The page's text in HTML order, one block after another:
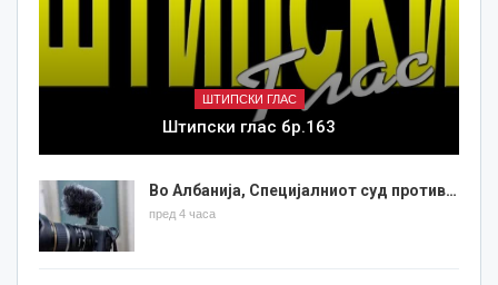
ШТИПСКИ ГЛАС
Штипски глас бр.163
Во Албанија, Специјалниот суд против…
пред 4 часа